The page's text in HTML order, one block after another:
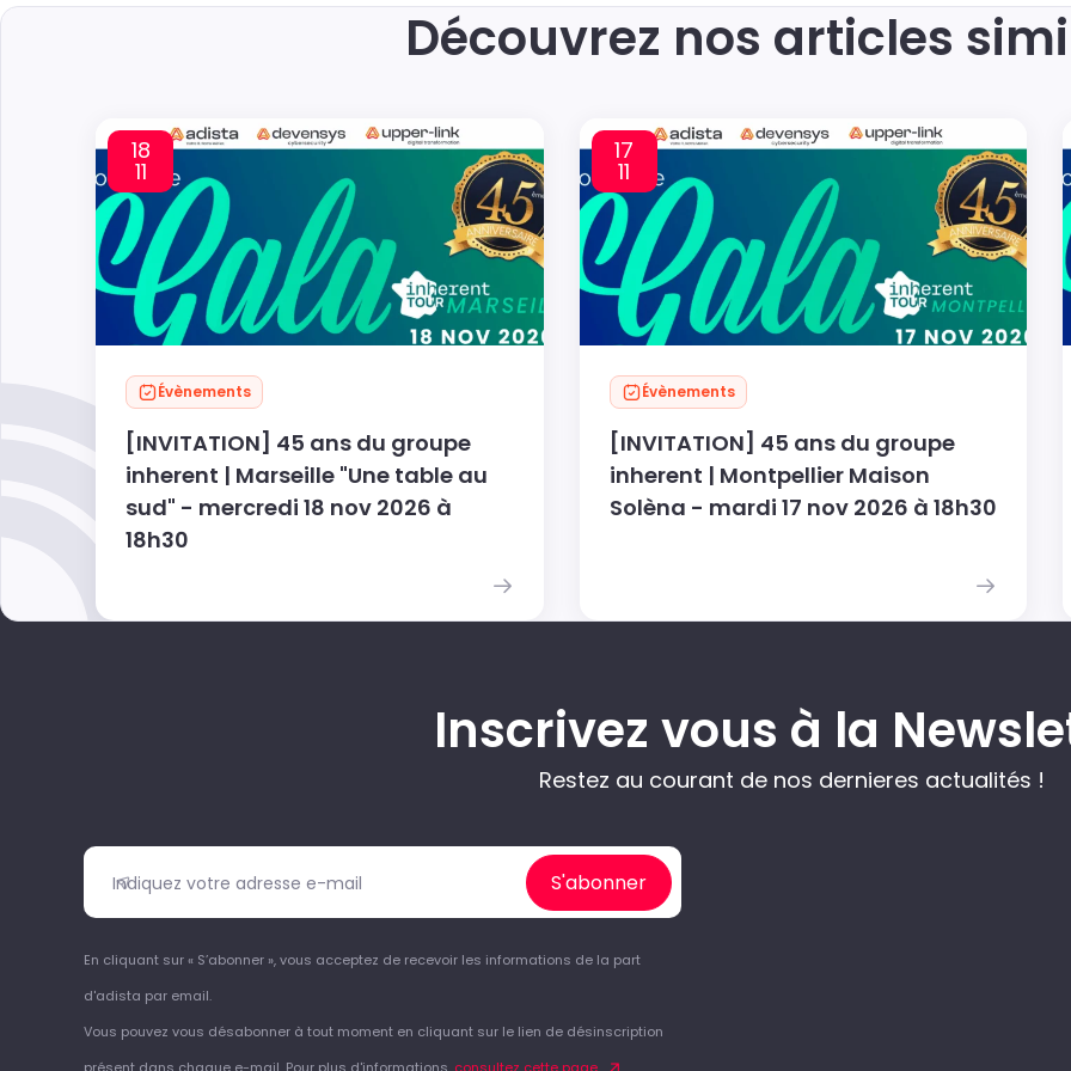
Découvrez nos articles
18
11
Évènements
[INVITATION] 45 ans du groupe
inherent | Marseille "Une table au
sud" - mercredi 18 nov 2026 à
18h30
17
11
Évènements
[INVITATION] 45 ans du groupe
inherent | Montpellier Maison
Solèna - mardi 17 nov 2026 à 18h30
Inscrivez vous à la
Restez au courant de nos dernieres actualités !
S'abonner
En cliquant sur « S’abonner », vous acceptez de recevoir les informations de la part
d'adista par email.
Vous pouvez vous désabonner à tout moment en cliquant sur le lien de désinscription